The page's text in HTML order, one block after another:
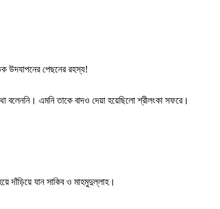
এমনি তাকে বাদও দেয়া হয়েছিলো শ্রীলংকা সফরে।
দাঁড়িয়ে যান সাকিব ও মাহমুদুল্লাহ।